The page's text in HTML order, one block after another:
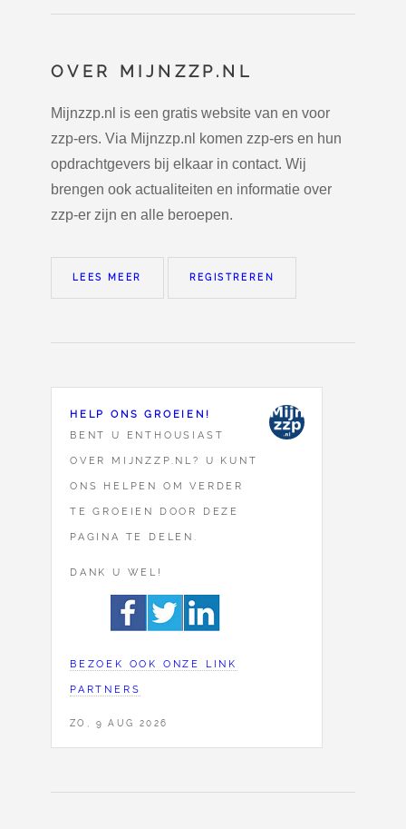
OVER MIJNZZP.NL
Mijnzzp.nl is een gratis website van en voor
zzp-ers. Via Mijnzzp.nl komen zzp-ers en hun
opdrachtgevers bij elkaar in contact. Wij
brengen ook actualiteiten en informatie over
zzp-er zijn en alle beroepen.
LEES MEER REGISTREREN
HELP ONS GROEIEN!
BENT U ENTHOUSIAST
OVER MIJNZZP.NL? U KUNT
ONS HELPEN OM VERDER
TE GROEIEN DOOR DEZE
PAGINA TE DELEN.
DANK U WEL!
BEZOEK OOK ONZE LINK
PARTNERS
ZO, 9 AUG 2026